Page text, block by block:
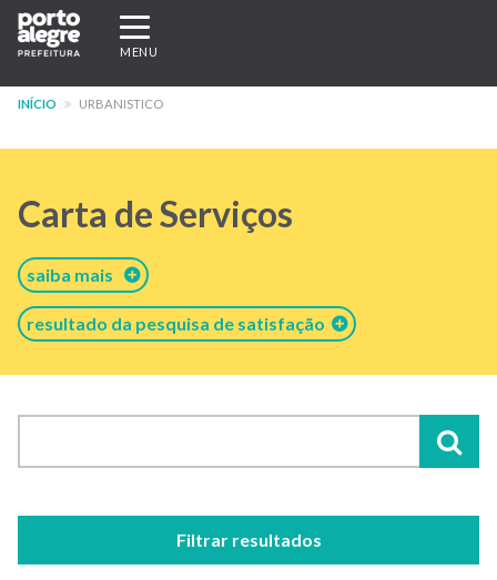
Pular
para
conteúdo
Expandir/recolher
navegação
MENU
INÍCIO URBANISTICO
Carta de Serviços
saiba mais
resultado da pesquisa de satisfação
Filtrar resultados